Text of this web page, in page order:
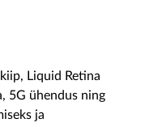
Liquid Retina
5G ühendus ning
ja